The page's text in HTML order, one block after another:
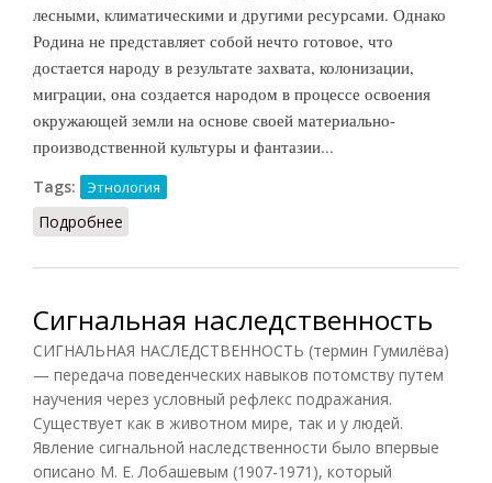
лесными, климатическими и другими ресурсами. Однако
Родина не представляет собой нечто готовое, что
достается народу в результате захвата, колонизации,
миграции, она создается народом в процессе освоения
окружающей земли на основе своей материально-
производственной культуры и фантазии...
Tags: Этнология
Подробнее
Сигнальная наследственность
СИГНАЛЬНАЯ НАСЛЕДСТВЕННОСТЬ (термин Гумилёва)
— передача поведенческих навыков потомству путем
научения через условный рефлекс подражания.
Существует как в животном мире, так и у людей.
Явление сигнальной наследственности было впервые
описано М. Е. Лобашевым (1907-1971), который